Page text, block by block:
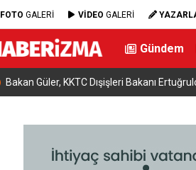
FOTO GALERİ VİDEO GALERİ
Gündem
Bakan Güler, KKTC Dışişleri Bakanı